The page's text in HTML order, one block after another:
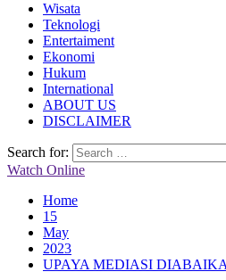
Wisata
Teknologi
Entertaiment
Ekonomi
Hukum
International
ABOUT US
DISCLAIMER
Search for:
Watch Online
Home
15
May
2023
UPAYA MEDIASI